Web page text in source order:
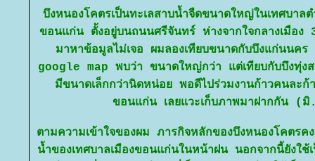
บึงหนองโคตรเป็นทะเลสาบน้ำจืดขนาดใหญ่ในเทศบาล
ขอนแก่น ตั้งอยู่บนถนนศรีจันทร์ ห่างจากใจกลางเมือง
มาหาข้อมูลไม่เจอ ผมลองเทียบขนาดกับบึงแก่นน
google map พบว่า ขนาดใหญ่กว่า แต่เทียบกับบึงทุ่ง
มีขนาดเล็กกว่านิดหน่อย พอดีไปร่วมงานก้าวคนละ
ขอนแก่น เลยแวะเก็บภาพมาฝากกัน (
ตามความเข้าใจของผม ภารกิจหลักของบึงหนองโคตรค
น้ำของเทศบาลเมืองขอนแก่นในหน้าฝน นอกจากนี้ยังใช้